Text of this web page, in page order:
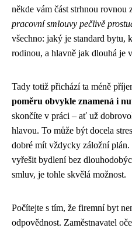
někde vám část strhnou rovnou
pracovní smlouvy pečlivě
všechno: jaký je standard bytu,
rodinou, a hlavně jak dlouhá je
Tady totiž přichází ta méně
poměru obvykle znamená i
skončíte v práci – ať už
hlavou. To může být docela
dobré mít vždycky záložní
vyřešit bydlení bez
smluv, je tohle skvělá možnost.
Počítejte s tím, že firemní byt
odpovědnost. Zaměstnavatel